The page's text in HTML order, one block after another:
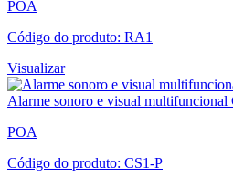
POA
Código do produto: RA1
Visualizar
Alarme sonoro e visual multifuncional
POA
Código do produto: CS1-P